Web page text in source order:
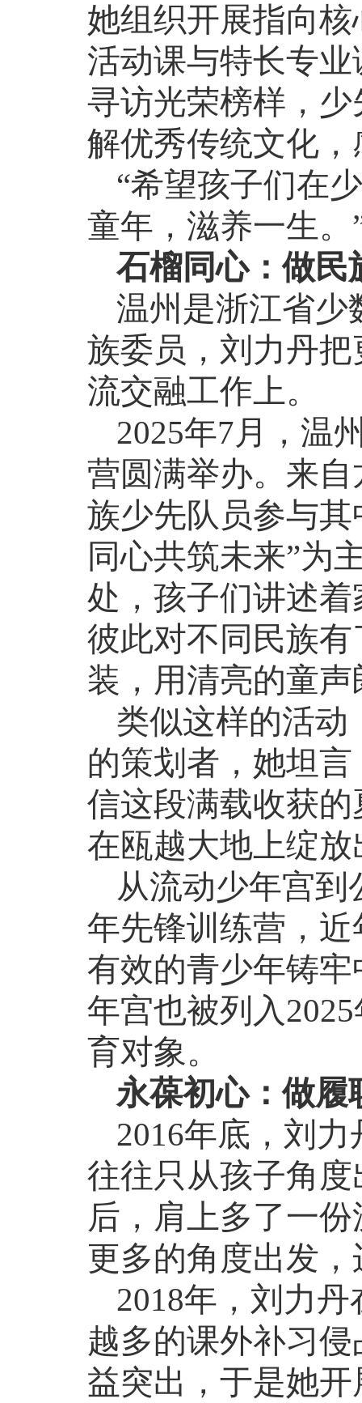
她组织开展指向
活动课与特长专
寻访光荣榜样，
解优秀传统文化
“希望孩子们在
童年，滋养一生
石榴同心：做民
温州是浙江省少
族委员，刘力丹
流交融工作上。
2025年7月，温
营圆满举办。来
族少先队员参与
同心共筑未来”为
处，孩子们讲述
彼此对不同民族
装，用清亮的童
类似这样的活动
的策划者，她坦
信这段满载收获
在瓯越大地上绽
从流动少年宫
年先锋训练营，
有效的青少年铸
年宫也被列入2025
育对象。
永葆初心：做履
2016年底，刘力
往往只从孩子角
后，肩上多了一
更多的角度出发
2018年，刘力丹
越多的课外补习
益突出，于是她